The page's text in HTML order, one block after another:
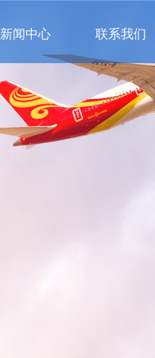
新闻中心 联系我们